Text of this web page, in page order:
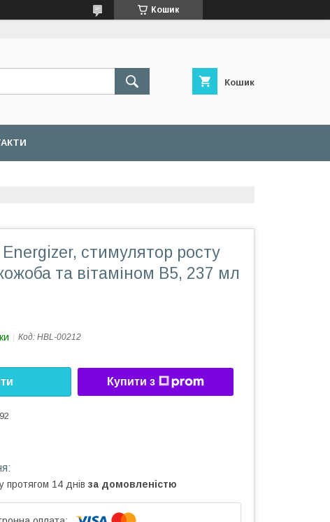
Кошик
Кошик
стимулятор росту
та вітаміном B5, 237 мл
Код: HBL-00212
Купити з
протягом 14 днів за домовленістю